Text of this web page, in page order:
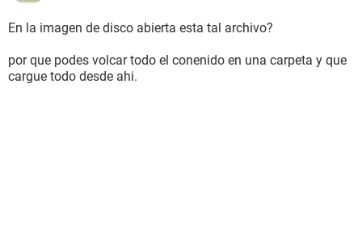
En la imagen de disco abierta esta tal archivo?
por que podes volcar todo el conenido en una carpeta y que
cargue todo desde ahi.